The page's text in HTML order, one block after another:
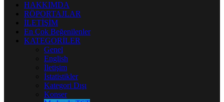
HAKKIMDA
RÖPORTAJLAR
İLETİŞİM
En Çok Beğenilenler
KATEGORİLER
Genel
English
İletişim
İstatistikler
Kategori Dışı
Konser